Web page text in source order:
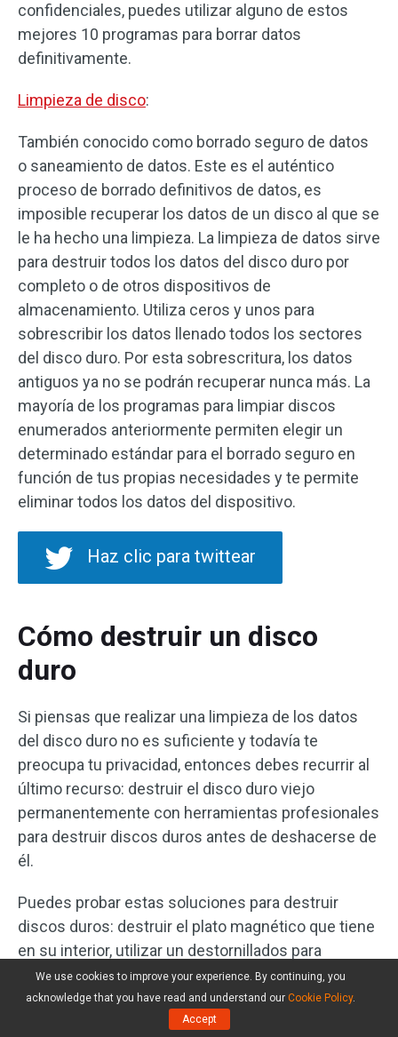
confidenciales, puedes utilizar alguno de estos
mejores 10 programas para borrar datos
definitivamente.
Limpieza de disco:
También conocido como borrado seguro de datos
o saneamiento de datos. Este es el auténtico
proceso de borrado definitivos de datos, es
imposible recuperar los datos de un disco al que se
le ha hecho una limpieza. La limpieza de datos sirve
para destruir todos los datos del disco duro por
completo o de otros dispositivos de
almacenamiento. Utiliza ceros y unos para
sobrescribir los datos llenado todos los sectores
del disco duro. Por esta sobrescritura, los datos
antiguos ya no se podrán recuperar nunca más. La
mayoría de los programas para limpiar discos
enumerados anteriormente permiten elegir un
determinado estándar para el borrado seguro en
función de tus propias necesidades y te permite
eliminar todos los datos del dispositivo.
Haz clic para twittear
Cómo destruir un disco
duro
Si piensas que realizar una limpieza de los datos
del disco duro no es suficiente y todavía te
preocupa tu privacidad, entonces debes recurrir al
último recurso: destruir el disco duro viejo
permanentemente con herramientas profesionales
para destruir discos duros antes de deshacerse de
él.
Puedes probar estas soluciones para destruir
discos duros: destruir el plato magnético que tiene
en su interior, utilizar un destornillados para
eliminar y destruir la mayoría de las partes de un
disco duro o utilizar un martillo para destruir,
literalmente, el disco duro por completo.
We use cookies to improve your experience. By continuing, you
acknowledge that you have read and understand our Cookie Policy.
Accept